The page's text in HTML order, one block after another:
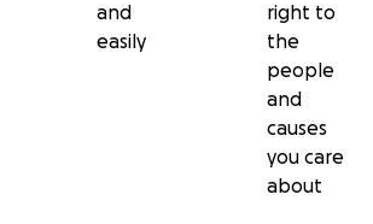
and
easily
right to
the
people
and
causes
you care
about